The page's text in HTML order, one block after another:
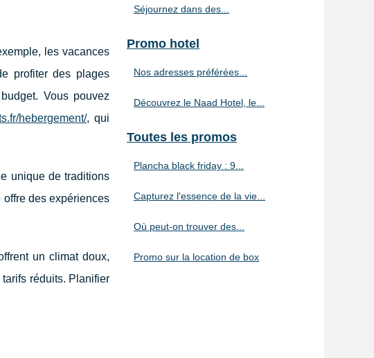
les vacances
profiter des plages
Vous pouvez
hebergement/, qui
unique de traditions
des expériences
un climat doux,
réduits. Planifier
Séjournez dans des...
Promo hotel
Nos adresses préférées...
Découvrez le Naad Hotel, le...
Toutes les promos
Plancha black friday : 9...
Capturez l'essence de la vie...
Où peut-on trouver des...
Promo sur la location de box